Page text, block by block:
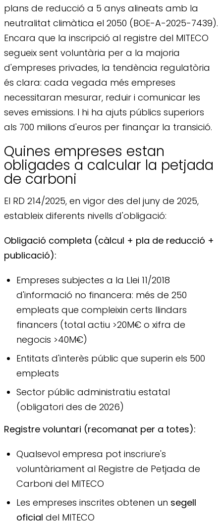
plans de reducció a 5 anys alineats amb la
neutralitat climàtica el 2050 (BOE-A-2025-7439).
Encara que la inscripció al registre del MITECO
segueix sent voluntària per a la majoria
d'empreses privades, la tendència regulatòria
és clara: cada vegada més empreses
necessitaran mesurar, reduir i comunicar les
seves emissions. I hi ha ajuts públics superiors
als 700 milions d'euros per finançar la transició.
Quines empreses estan
obligades a calcular la petjada
de carboni
El RD 214/2025, en vigor des del juny de 2025,
estableix diferents nivells d'obligació:
Obligació completa (càlcul + pla de reducció +
publicació):
Empreses subjectes a la Llei 11/2018
d'informació no financera: més de 250
empleats que compleixin certs llindars
financers (total actiu >20M€ o xifra de
negocis >40M€)
Entitats d'interès públic que superin els 500
empleats
Sector públic administratiu estatal
(obligatori des de 2026)
Registre voluntari (recomanat per a totes):
Qualsevol empresa pot inscriure's
voluntàriament al Registre de Petjada de
Carboni del MITECO
Les empreses inscrites obtenen un segell
oficial del MITECO